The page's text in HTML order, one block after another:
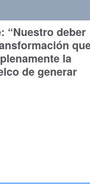
“Nuestro deber
la
de generar